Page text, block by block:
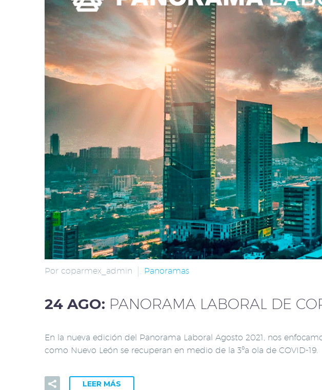
Por coparmex_admin Panoramas
24 AGO: PANORAMA LABORAL DE
En la nueva edición del Panorama Laboral Agosto 2021, nos
como Nuevo León se recuperan en medio de la 3ºa ola de COVID-19.
LEER MÁS